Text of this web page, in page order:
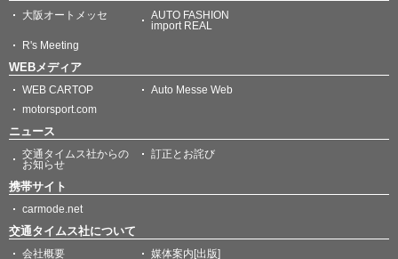
大阪オートメッセ
AUTO FASHION
import REAL
R's Meeting
WEBメディア
WEB CARTOP
Auto Messe Web
motorsport.com
ニュース
交通タイムス社からの
お知らせ
訂正とお詫び
携帯サイト
carmode.net
交通タイムス社について
会社概要 媒体案内[出版]